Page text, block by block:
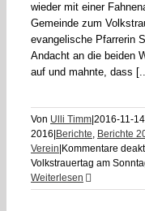
wieder mit einer
Gemeinde zum
evangelische Pfarrerin
Andacht an die beiden
auf und mahnte, dass
Von Ulli Timm 2016-11-
2016 Berichte, Berichte
Verein Kommentare
Volkstrauertag am
Weiterlesen